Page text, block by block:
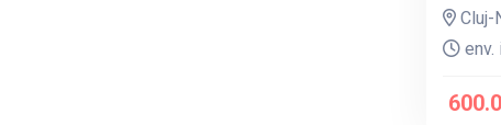
Cluj-
env.
600.0